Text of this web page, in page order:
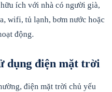
ích với nhà có người già,
wifi, tủ lạnh, bơm nước hoặc
động.
dụng điện mặt trời
điện mặt trời chủ yếu